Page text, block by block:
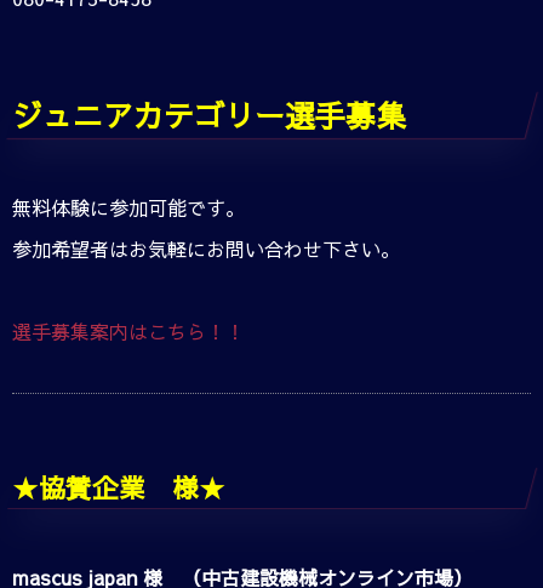
ジュニアカテゴリー選手募集
無料体験に参加可能です。
参加希望者はお気軽にお問い合わせ下さい。
選手募集案内はこちら！！
★協賛企業 様★
mascus japan 様 （中古建設機械オンライン市場）